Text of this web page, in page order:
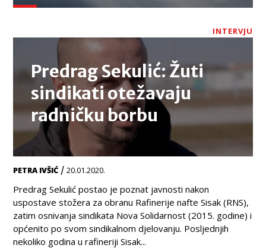
INTERVJU
Predrag Sekulić: Žuti
sindikati otežavaju
radničku borbu
PETRA IVŠIĆ /20.01.2020.
Predrag Sekulić postao je poznat javnosti nakon
uspostave stožera za obranu Rafinerije nafte Sisak (RNS),
zatim osnivanja sindikata Nova Solidarnost (2015. godine) i
općenito po svom sindikalnom djelovanju. Posljednjih
nekoliko godina u rafineriji Sisak...